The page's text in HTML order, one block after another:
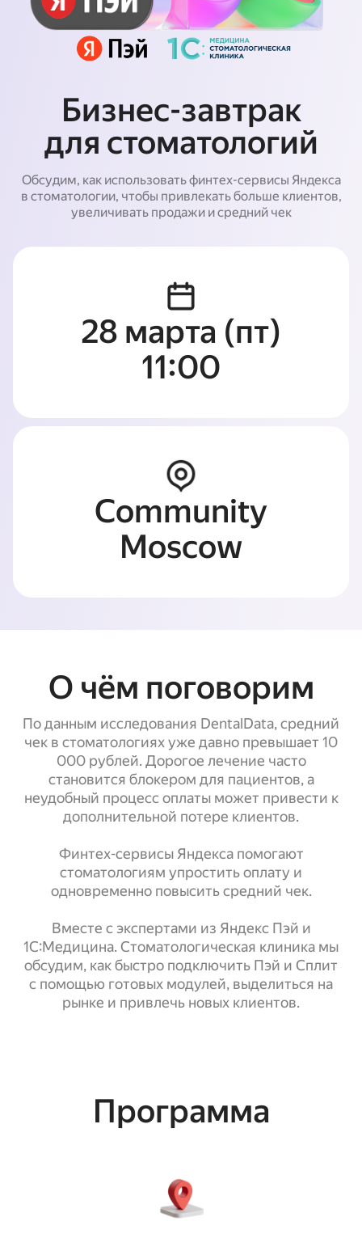
Бизнес-завтрак
для стоматологий
Обсудим, как использовать финтех-сервисы Яндекса
в стоматологии, чтобы привлекать больше клиентов,
увеличивать продажи и средний чек
28 марта (пт)
11:00
Community
Moscow
О чём поговорим
По данным исследования DentalData, средний
чек в стоматологиях уже давно превышает 10
000 рублей. Дорогое лечение часто
становится блокером для пациентов, а
неудобный процесс оплаты может привести к
дополнительной потере клиентов.
Финтех-сервисы Яндекса помогают
стоматологиям упростить оплату и
одновременно повысить средний чек.
Вместе с экспертами из Яндекс Пэй и
1С:Медицина. Стоматологическая клиника мы
обсудим, как быстро подключить Пэй и Сплит
с помощью готовых модулей, выделиться на
рынке и привлечь новых клиентов.
Программа